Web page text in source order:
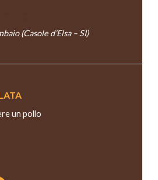
(Casole d’Elsa – SI)
un pollo